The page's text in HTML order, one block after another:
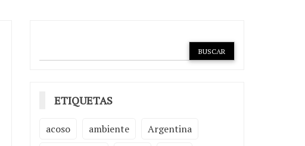
ETIQUETAS
acoso ambiente
Argentina